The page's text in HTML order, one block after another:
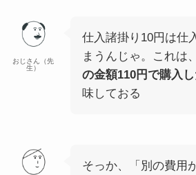
おじさん（先
生）
仕入諸掛り10円は仕
まうんじゃ。これは、
の金額110円で購入し
味しておる
そっか、「別の費用